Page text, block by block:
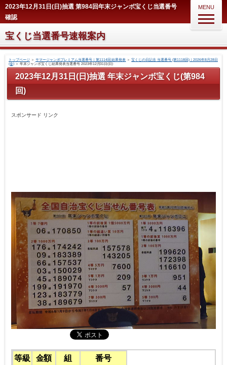
2023年12月31日(日)抽選 第984回年末ジャンボ宝くじ当選番号
確認
宝くじ当選番号速報案内
MENU
トップページ＞ サマージャンボプレミアム当選番号｜第1114回 結果発表 ＞宝くじの日記念 当選番号 (第1118回)｜2026年8月28日
(金)＞ 年末ジャンボ宝くじ結果発表当選番号 2023年12月31日(日)
2023年12月31日(日)抽選 年末ジャンボ宝くじ(第984
回)
スポンサード リンク
等級 金額 組
番号